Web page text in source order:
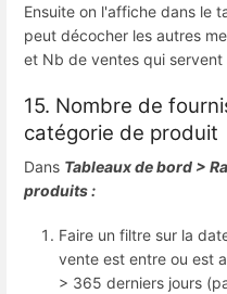
Ensuite on l'affiche dans le
peut décocher les autres
et Nb de ventes qui servent
15. Nombre de
catégorie de produit
Dans Tableaux de bord >
produits :
Faire un filtre sur la
vente est entre ou est
> 365 derniers jours